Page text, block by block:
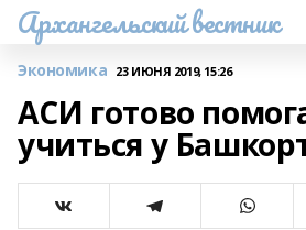
Архангельский вестник
Экономика 23 ИЮНЯ 2019, 15:26
АСИ готово
учиться у